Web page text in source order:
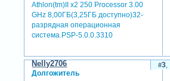
Athlon(tm)II x2 250 Processor 3.00
GHz 8,00ГБ(3,25ГБ доступно)32-
разрядная операционная
система.PSP-5.0.0.3310
3
Nelly2706
Долгожитель